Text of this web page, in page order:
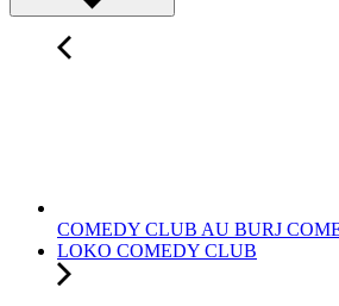
COMEDY CLUB AU BURJ
LOKO COMEDY CLUB